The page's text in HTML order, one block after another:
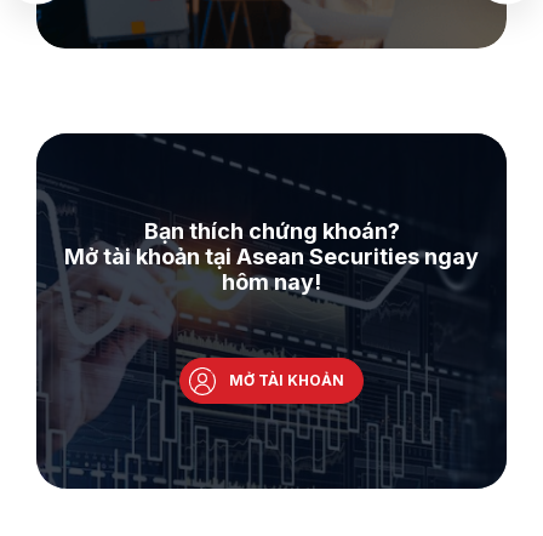
Bạn thích chứng khoán?
Mở tài khoản tại Asean Securities ngay
hôm nay!
MỞ TÀI KHOẢN